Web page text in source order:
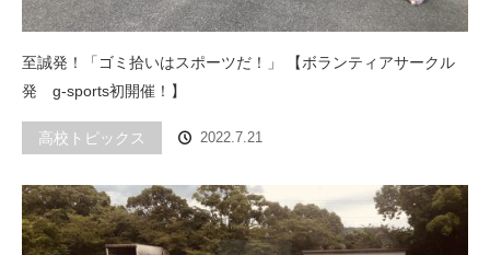
至誠発！「ゴミ拾いはスポーツだ！」 【ボランティアサークル
発 g-sports初開催！】
高校トピックス 2022.7.21